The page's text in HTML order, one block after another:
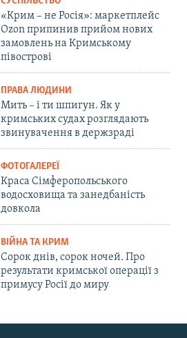
«Крим – не Росія»: маркетплейс
Ozon припинив прийом нових
замовлень на Кримському
півострові
ПРАВА ЛЮДИНИ
Мить – і ти шпигун. Як у
кримських судах розглядають
звинувачення в держзраді
ФОТОГАЛЕРЕЇ
Краса Сімферопольського
водосховища та занедбаність
довкола
ВІЙНА ТА КРИМ
Сорок днів, сорок ночей. Про
результати кримської операції з
примусу Росії до миру